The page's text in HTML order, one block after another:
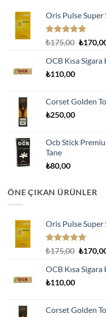
Oris Pulse
5 üzerinden
oy
aldı
₺175,00 Orijinal
₺
OCB Kısa Sigara
₺110,00
Corset Golden
₺250,00
Ocb Stick
Tane
₺80,00
ÖNE ÇIKAN ÜRÜNLER
Oris Pulse
5 üzerinden
oy
aldı
₺175,00 Orijinal
₺
OCB Kısa Sigara
₺110,00
Corset Golden